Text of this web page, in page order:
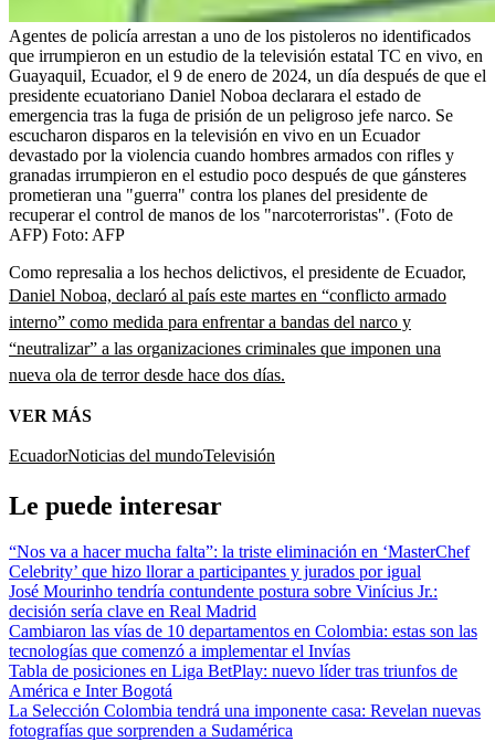
Agentes de policía arrestan a uno de los pistoleros no identificados
que irrumpieron en un estudio de la televisión estatal TC en vivo, en
Guayaquil, Ecuador, el 9 de enero de 2024, un día después de que el
presidente ecuatoriano Daniel Noboa declarara el estado de
emergencia tras la fuga de prisión de un peligroso jefe narco. Se
escucharon disparos en la televisión en vivo en un Ecuador
devastado por la violencia cuando hombres armados con rifles y
granadas irrumpieron en el estudio poco después de que gánsteres
prometieran una "guerra" contra los planes del presidente de
recuperar el control de manos de los "narcoterroristas". (Foto de
AFP) Foto: AFP
Como represalia a los hechos delictivos, el presidente de Ecuador,
Daniel Noboa, declaró al país este martes en “conflicto armado
interno” como medida para enfrentar a bandas del narco y
“neutralizar” a las organizaciones criminales que imponen una
nueva ola de terror desde hace dos días.
VER MÁS
EcuadorNoticias del mundoTelevisión
Le puede interesar
“Nos va a hacer mucha falta”: la triste eliminación en ‘MasterChef
Celebrity’ que hizo llorar a participantes y jurados por igual
José Mourinho tendría contundente postura sobre Vinícius Jr.:
decisión sería clave en Real Madrid
Cambiaron las vías de 10 departamentos en Colombia: estas son las
tecnologías que comenzó a implementar el Invías
Tabla de posiciones en Liga BetPlay: nuevo líder tras triunfos de
América e Inter Bogotá
La Selección Colombia tendrá una imponente casa: Revelan nuevas
fotografías que sorprenden a Sudamérica